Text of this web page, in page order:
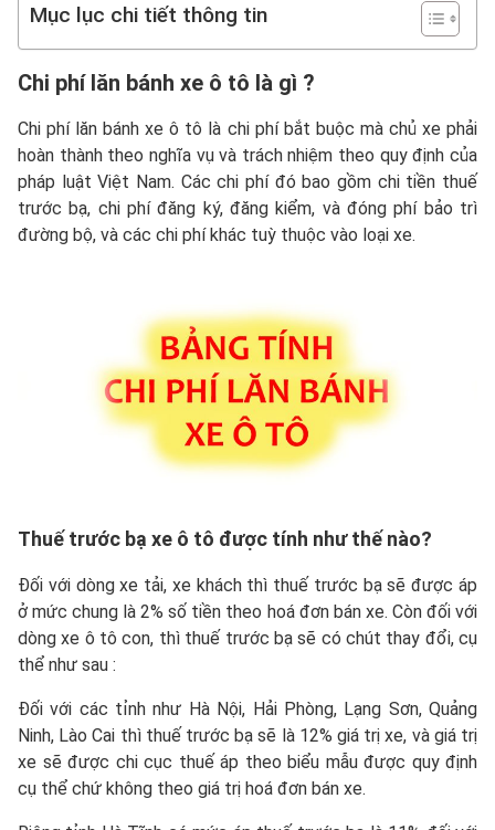
Mục lục chi tiết thông tin
Chi phí lăn bánh xe ô tô là gì ?
Chi phí lăn bánh xe ô tô là chi phí bắt buộc mà chủ xe phải
hoàn thành theo nghĩa vụ và trách nhiệm theo quy định của
pháp luật Việt Nam. Các chi phí đó bao gồm chi tiền thuế
trước bạ, chi phí đăng ký, đăng kiểm, và đóng phí bảo trì
đường bộ, và các chi phí khác tuỳ thuộc vào loại xe.
Thuế trước bạ xe ô tô được tính như thế nào?
Đối với dòng xe tải, xe khách thì thuế trước bạ sẽ được áp
ở mức chung là 2% số tiền theo hoá đơn bán xe. Còn đối với
dòng xe ô tô con, thì thuế trước bạ sẽ có chút thay đổi, cụ
thể như sau :
Đối với các tỉnh như Hà Nội, Hải Phòng, Lạng Sơn, Quảng
Ninh, Lào Cai thì thuế trước bạ sẽ là 12% giá trị xe, và giá trị
xe sẽ được chi cục thuế áp theo biểu mẫu được quy định
cụ thể chứ không theo giá trị hoá đơn bán xe.